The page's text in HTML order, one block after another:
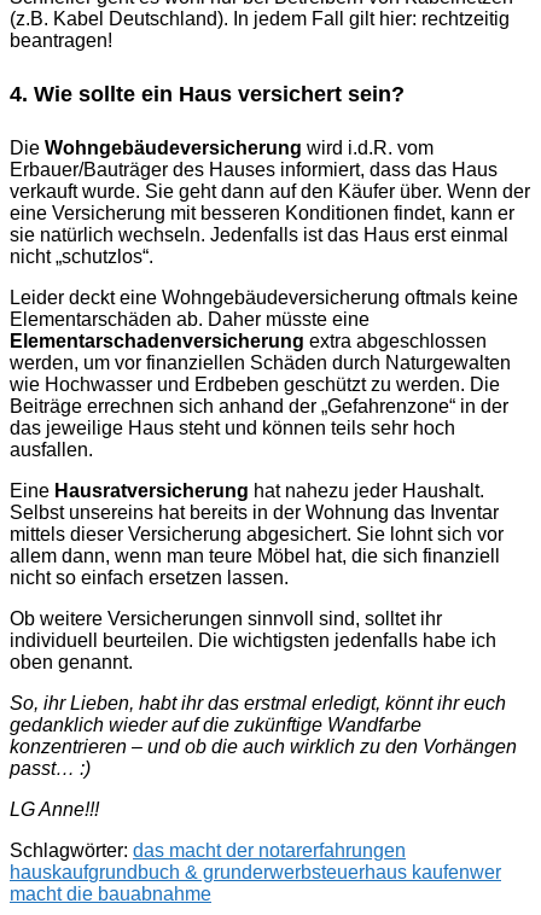
(z.B. Kabel Deutschland). In jedem Fall gilt hier: rechtzeitig
beantragen!
4. Wie sollte ein Haus versichert sein?
Die Wohngebäudeversicherung wird i.d.R. vom
Erbauer/Bauträger des Hauses informiert, dass das Haus
verkauft wurde. Sie geht dann auf den Käufer über. Wenn der
eine Versicherung mit besseren Konditionen findet, kann er
sie natürlich wechseln. Jedenfalls ist das Haus erst einmal
nicht „schutzlos“.
Leider deckt eine Wohngebäudeversicherung oftmals keine
Elementarschäden ab. Daher müsste eine
Elementarschadenversicherung extra abgeschlossen
werden, um vor finanziellen Schäden durch Naturgewalten
wie Hochwasser und Erdbeben geschützt zu werden. Die
Beiträge errechnen sich anhand der „Gefahrenzone“ in der
das jeweilige Haus steht und können teils sehr hoch
ausfallen.
Eine Hausratversicherung hat nahezu jeder Haushalt.
Selbst unsereins hat bereits in der Wohnung das Inventar
mittels dieser Versicherung abgesichert. Sie lohnt sich vor
allem dann, wenn man teure Möbel hat, die sich finanziell
nicht so einfach ersetzen lassen.
Ob weitere Versicherungen sinnvoll sind, solltet ihr
individuell beurteilen. Die wichtigsten jedenfalls habe ich
oben genannt.
So, ihr Lieben, habt ihr das erstmal erledigt, könnt ihr euch
gedanklich wieder auf die zukünftige Wandfarbe
konzentrieren – und ob die auch wirklich zu den Vorhängen
passt… :)
LG Anne!!!
Schlagwörter: das macht der notarerfahrungen
hauskaufgrundbuch & grunderwerbsteuerhaus kaufenwer
macht die bauabnahme